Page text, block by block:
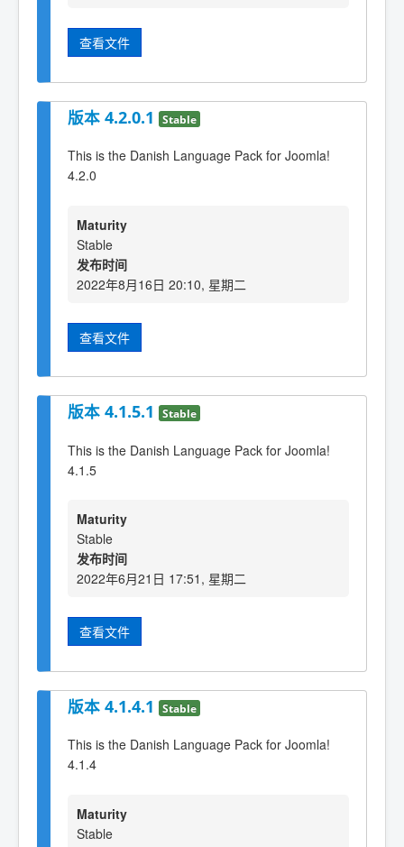
查看文件
版本 4.2.0.1 Stable
This is the Danish Language Pack for Joomla!
4.2.0
Maturity
Stable
发布时间
2022年8月16日 20:10, 星期二
查看文件
版本 4.1.5.1 Stable
This is the Danish Language Pack for Joomla!
4.1.5
Maturity
Stable
发布时间
2022年6月21日 17:51, 星期二
查看文件
版本 4.1.4.1 Stable
This is the Danish Language Pack for Joomla!
4.1.4
Maturity
Stable